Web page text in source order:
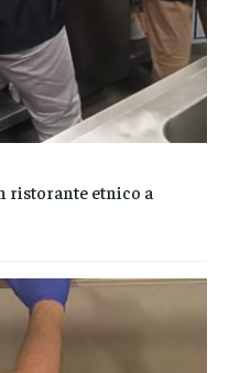
ristorante etnico a